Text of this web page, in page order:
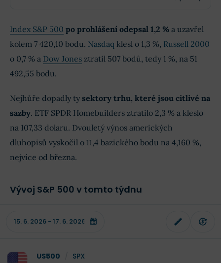
Index S&P 500 po prohlášení odepsal 1,2 % a uzavřel
kolem 7 420,10 bodu. Nasdaq klesl o 1,3 %, Russell 2000
o 0,7 % a Dow Jones ztratil 507 bodů, tedy 1 %, na 51
492,55 bodu.
Nejhůře dopadly ty sektory trhu, které jsou citlivé na
sazby. ETF SPDR Homebuilders ztratilo 2,3 % a kleslo
na 107,33 dolaru. Dvouletý výnos amerických
dluhopisů vyskočil o 11,4 bazického bodu na 4,160 %,
nejvíce od března.
Vývoj S&P 500 v tomto týdnu
US500 SPX